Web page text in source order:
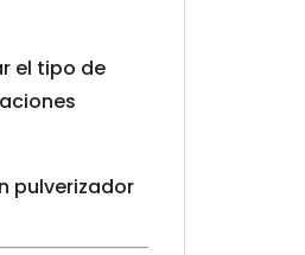
el tipo de
pulverizador